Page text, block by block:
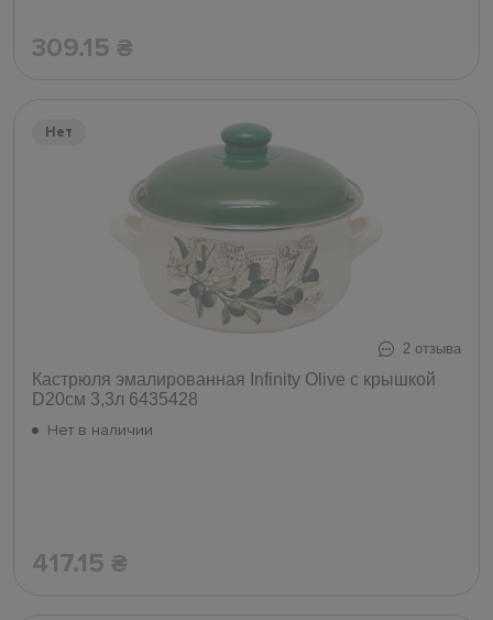
309.15 ₴
Нет
2 отзыва
Кастрюля эмалированная Infinity Olive с крышкой
D20см 3,3л 6435428
Нет в наличии
417.15 ₴